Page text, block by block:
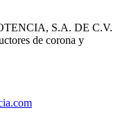
S.A. DE C.V.
de corona y